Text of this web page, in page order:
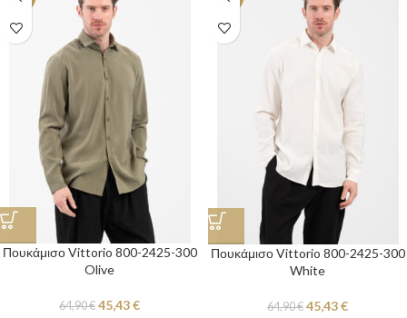
Πουκάμισο Vittorio 800-2425-300
Olive
64,90€ 45,43€
Πουκάμισο Vittorio 800-2425-300
White
64,90€ 45,43€